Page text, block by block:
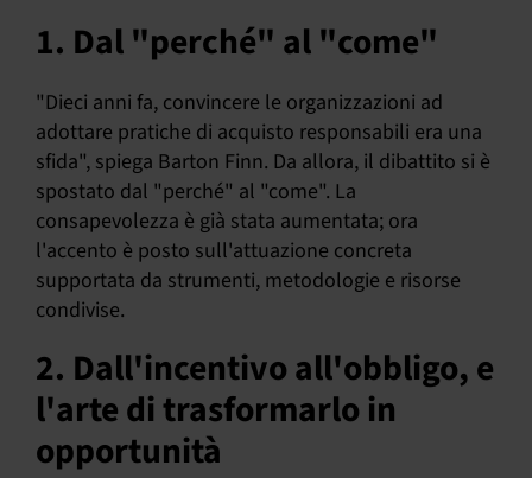
1. Dal "perché" al "come"
"Dieci anni fa, convincere le organizzazioni ad
adottare pratiche di acquisto responsabili era una
sfida", spiega Barton Finn. Da allora, il dibattito si è
spostato dal "perché" al "come". La
consapevolezza è già stata aumentata; ora
l'accento è posto sull'attuazione concreta
supportata da strumenti, metodologie e risorse
condivise.
2. Dall'incentivo all'obbligo, e
l'arte di trasformarlo in
opportunità